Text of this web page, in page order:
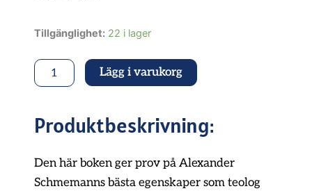
Tillgänglighet: 22 i lager
För
liv
mängd
Lägg i varukorg
Produktbeskrivning:
Den här boken ger prov på Alexander
Schmemanns bästa egenskaper som teolog